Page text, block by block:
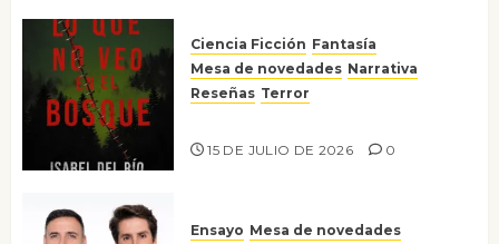
Ciencia Ficción Fantasía
Mesa de novedades Narrativa
Reseñas Terror
15 DE JULIO DE 2026 0
Ensayo Mesa de novedades